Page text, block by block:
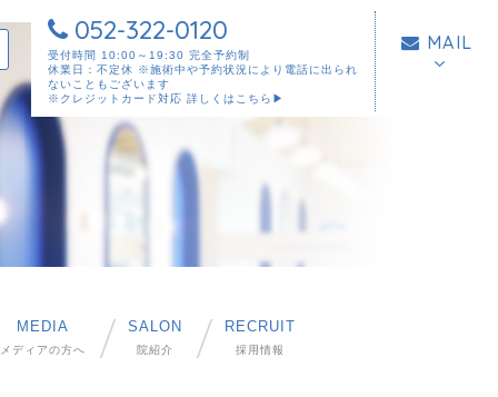
052-322-0120
受付時間 10:00～19:30 完全予約制
休業日：不定休 ※施術中や予約状況により電話に出られ
ないこともございます
※クレジットカード対応 詳しくはこちら▶︎
MAIL
MEDIA
メディアの方へ
SALON
院紹介
RECRUIT
採用情報